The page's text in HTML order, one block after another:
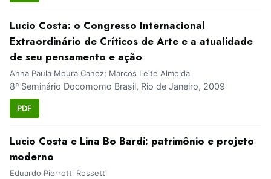
Lucio Costa: o Congresso Internacional
Extraordinário de Críticos de Arte e a atualidade
de seu pensamento e ação
Anna Paula Moura Canez; Marcos Leite Almeida
8º Seminário Docomomo Brasil, Rio de Janeiro, 2009
PDF
Lucio Costa e Lina Bo Bardi: patrimônio e projeto
moderno
Eduardo Pierrotti Rossetti